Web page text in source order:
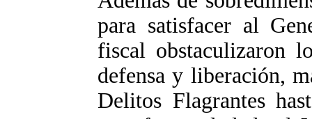
para satisfacer al
fiscal obstaculizaron
defensa y liberación,
Delitos Flagrantes